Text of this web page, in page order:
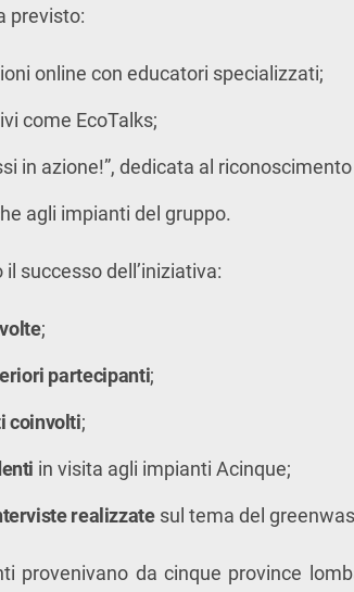
previsto:
online con educatori specializzati;
come EcoTalks;
in azione!”, dedicata al
agli impianti del gruppo.
successo dell’iniziativa:
;
partecipanti;
coinvolti;
in visita agli impianti Acinque;
realizzatesul tema del
provenivano da cinque province